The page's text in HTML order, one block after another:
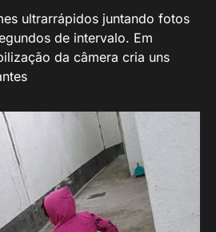
ultrarrápidos juntando fotos
de intervalo. Em
da câmera cria uns